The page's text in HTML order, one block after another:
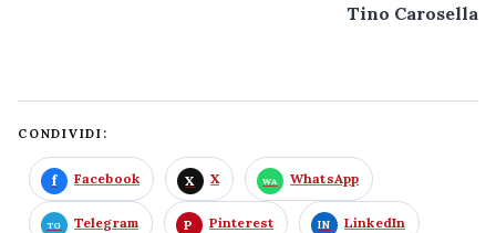
Tino Carosella
CONDIVIDI:
Facebook X WhatsApp
Telegram Pinterest LinkedIn